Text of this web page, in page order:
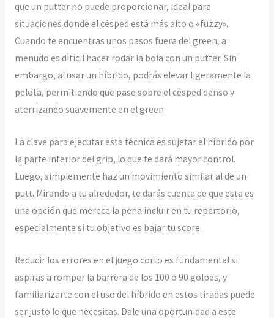
que un putter no puede proporcionar, ideal para
situaciones donde el césped está más alto o «fuzzy».
Cuando te encuentras unos pasos fuera del green, a
menudo es difícil hacer rodar la bola con un putter. Sin
embargo, al usar un híbrido, podrás elevar ligeramente la
pelota, permitiendo que pase sobre el césped denso y
aterrizando suavemente en el green.
La clave para ejecutar esta técnica es sujetar el híbrido por
la parte inferior del grip, lo que te dará mayor control.
Luego, simplemente haz un movimiento similar al de un
putt. Mirando a tu alrededor, te darás cuenta de que esta es
una opción que merece la pena incluir en tu repertorio,
especialmente si tu objetivo es bajar tu score.
Reducir los errores en el juego corto es fundamental si
aspiras a romper la barrera de los 100 o 90 golpes, y
familiarizarte con el uso del híbrido en estos tiradas puede
ser justo lo que necesitas. Dale una oportunidad a este